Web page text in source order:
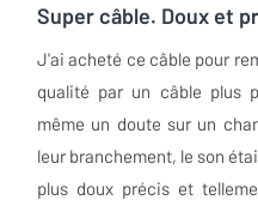
Super câble. Doux et
J'ai acheté ce câble pour
qualité par un câble plus
même un doute sur un
leur branchement, le son
plus doux précis et